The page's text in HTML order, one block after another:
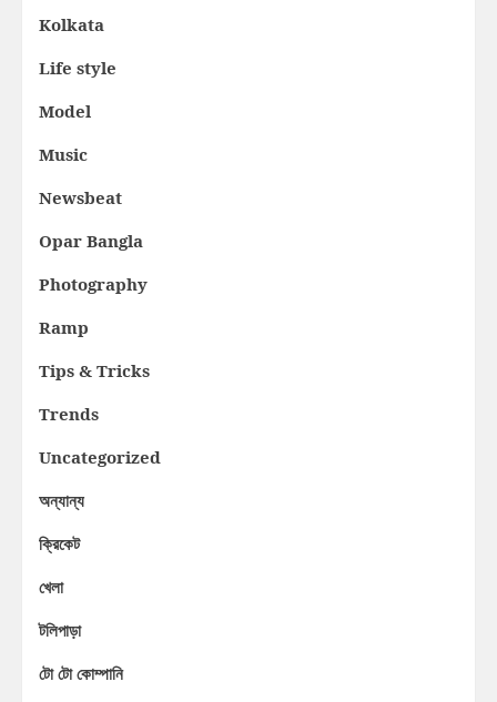
Kolkata
Life style
Model
Music
Newsbeat
Opar Bangla
Photography
Ramp
Tips & Tricks
Trends
Uncategorized
অন্যান্য
ক্রিকেট
খেলা
টলিপাড়া
টো টো কোম্পানি